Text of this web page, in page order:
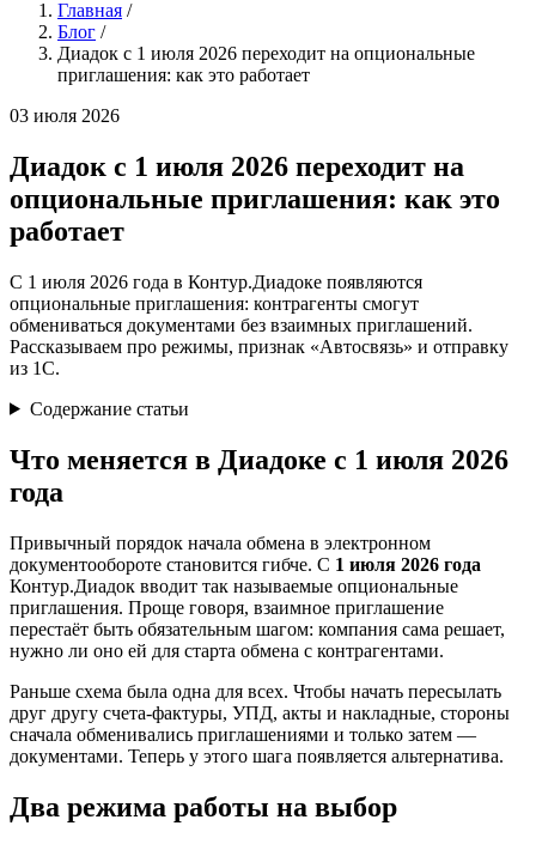
Главная /
Блог /
Диадок с 1 июля 2026 переходит на опциональные
приглашения: как это работает
03 июля 2026
Диадок с 1 июля 2026 переходит на
опциональные приглашения: как это
работает
С 1 июля 2026 года в Контур.Диадоке появляются
опциональные приглашения: контрагенты смогут
обмениваться документами без взаимных приглашений.
Рассказываем про режимы, признак «Автосвязь» и отправку
из 1С.
Содержание статьи
Что меняется в Диадоке с 1 июля 2026
года
Привычный порядок начала обмена в электронном
документообороте становится гибче. С 1 июля 2026 года
Контур.Диадок вводит так называемые опциональные
приглашения. Проще говоря, взаимное приглашение
перестаёт быть обязательным шагом: компания сама решает,
нужно ли оно ей для старта обмена с контрагентами.
Раньше схема была одна для всех. Чтобы начать пересылать
друг другу счета-фактуры, УПД, акты и накладные, стороны
сначала обменивались приглашениями и только затем —
документами. Теперь у этого шага появляется альтернатива.
Два режима работы на выбор